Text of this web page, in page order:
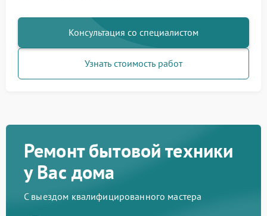
Консультация со специалистом
Узнать стоимость работ
Ремонт бытовой техники
у Вас дома
С выездом квалифицированного мастера